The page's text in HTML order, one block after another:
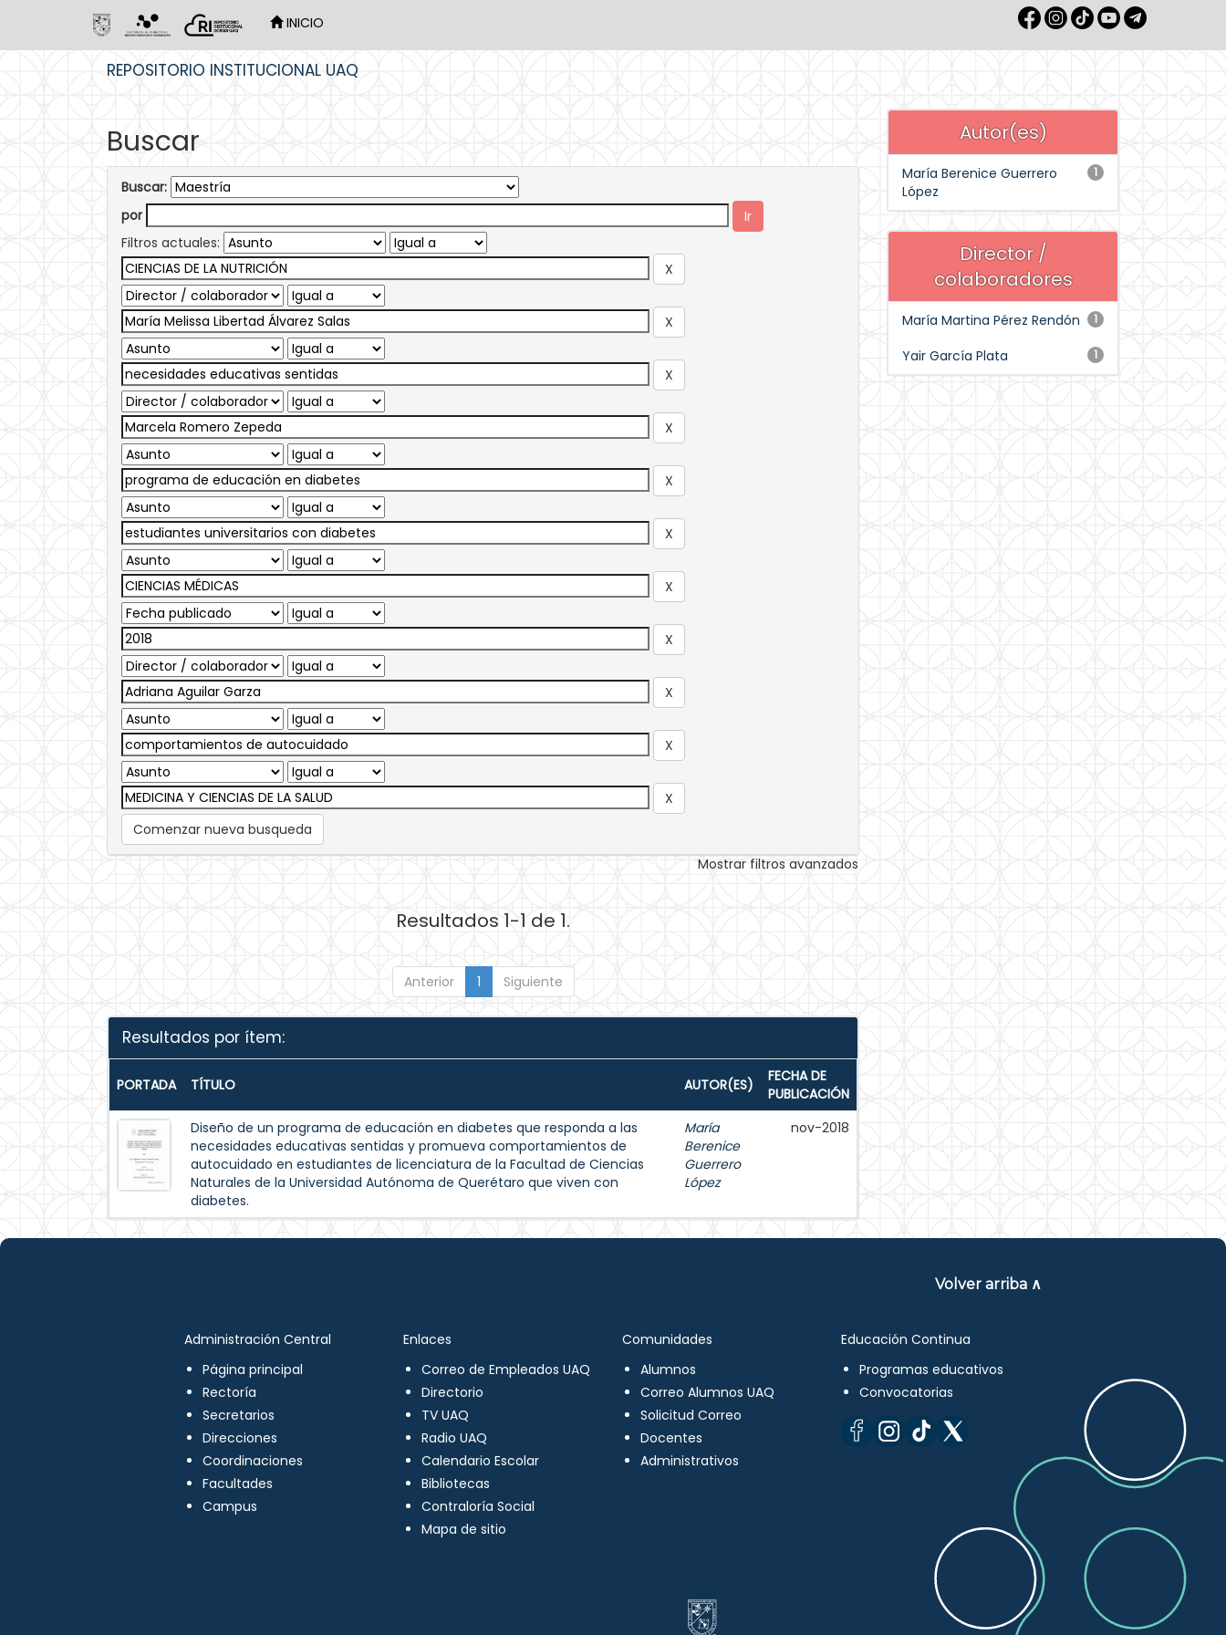
INICIO
REPOSITORIO INSTITUCIONAL UAQ
Buscar
Buscar:
por
Filtros actuales:
Comenzar nueva busqueda
Mostrar filtros avanzados
Resultados 1-1 de 1.
Anterior 1 Siguiente
Resultados por ítem:
PORTADA TÍTULO AUTOR(ES)
FECHA DE
PUBLICACIÓN
Diseño de un programa de educación en diabetes que responda a las
necesidades educativas sentidas y promueva comportamientos de
autocuidado en estudiantes de licenciatura de la Facultad de Ciencias
Naturales de la Universidad Autónoma de Querétaro que viven con
diabetes.
María
Berenice
Guerrero
López
nov-2018
Autor(es)
1
María Berenice Guerrero
López
Director /
colaboradores
1
María Martina Pérez Rendón
1
Yair García Plata
Volver arriba ∧
Administración Central
Página principal
Rectoría
Secretarios
Direcciones
Coordinaciones
Facultades
Campus
Enlaces
Correo de Empleados UAQ
Directorio
TV UAQ
Radio UAQ
Calendario Escolar
Bibliotecas
Contraloría Social
Mapa de sitio
Comunidades
Alumnos
Correo Alumnos UAQ
Solicitud Correo
Docentes
Administrativos
Educación Continua
Programas educativos
Convocatorias